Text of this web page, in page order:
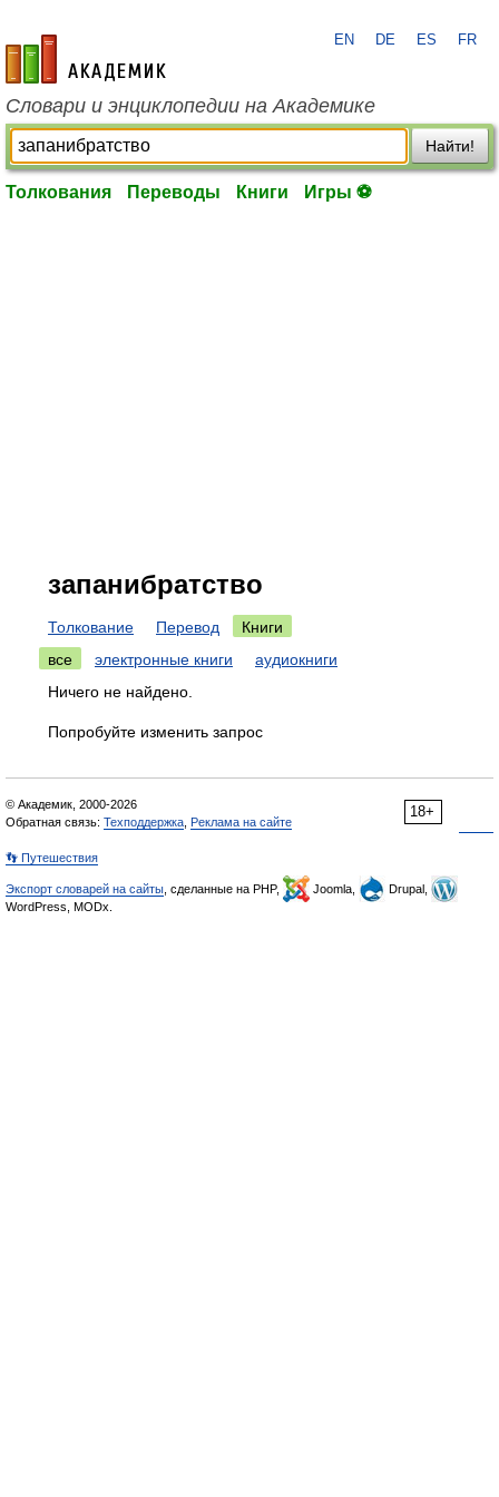
academic.ru
EN DE ES FR
Словари и энциклопедии на Академике
Найти!
Толкования Переводы Книги Игры ⚽
запанибратство
Толкование Перевод
Книги
все
электронные книги
аудиокниги
Ничего не найдено.
Попробуйте изменить запрос
18+
© Академик, 2000-2026
Обратная связь: Техподдержка Реклама на сайте
👣 Путешествия
Экспорт словарей на сайты , сделанные на PHP, Joomla,
Drupal,
WordPress, MODx.